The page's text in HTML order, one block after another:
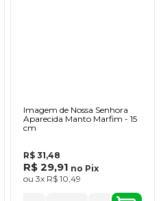
Imagem de Nossa Senhora
Aparecida Manto Marfim - 15
cm
R$ 31,48
R$ 29,91 no Pix
ou 3x R$ 10,49